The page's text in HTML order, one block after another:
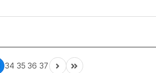
34 35 36 37